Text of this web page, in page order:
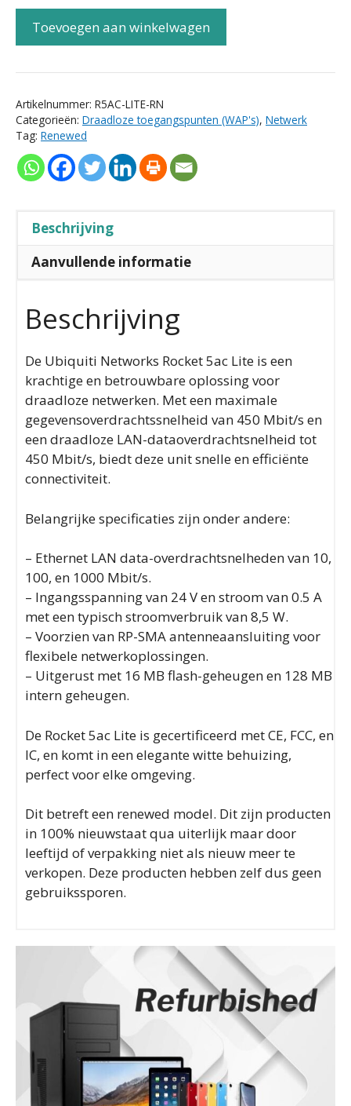
Toevoegen aan winkelwagen
Artikelnummer: R5AC-LITE-RN
Categorieën: Draadloze toegangspunten (WAP's), Netwerk
Tag: Renewed
Beschrijving
Aanvullende informatie
Beschrijving
De Ubiquiti Networks Rocket 5ac Lite is een
krachtige en betrouwbare oplossing voor
draadloze netwerken. Met een maximale
gegevensoverdrachtssnelheid van 450 Mbit/s en
een draadloze LAN-dataoverdrachtsnelheid tot
450 Mbit/s, biedt deze unit snelle en efficiënte
connectiviteit.
Belangrijke specificaties zijn onder andere:
– Ethernet LAN data-overdrachtsnelheden van 10,
100, en 1000 Mbit/s.
– Ingangsspanning van 24 V en stroom van 0.5 A
met een typisch stroomverbruik van 8,5 W.
– Voorzien van RP-SMA antenneaansluiting voor
flexibele netwerkoplossingen.
– Uitgerust met 16 MB flash-geheugen en 128 MB
intern geheugen.
De Rocket 5ac Lite is gecertificeerd met CE, FCC, en
IC, en komt in een elegante witte behuizing,
perfect voor elke omgeving.
Dit betreft een renewed model. Dit zijn producten
in 100% nieuwstaat qua uiterlijk maar door
leeftijd of verpakking niet als nieuw meer te
verkopen. Deze producten hebben zelf dus geen
gebruikssporen.